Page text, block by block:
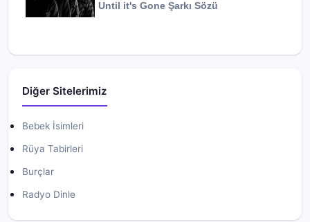
Until it's Gone Şarkı Sözü
Diğer Sitelerimiz
Bebek İsimleri
Rüya Tabirleri
Burçlar
Radyo Dinle